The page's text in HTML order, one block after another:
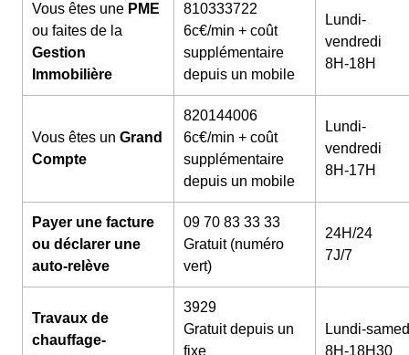
Vous êtes une PME
ou faites de la
Gestion
Immobilière
810333722
6c€/min + coût
supplémentaire
depuis un mobile
Lundi-
vendredi
8H-18H
Vous êtes un Grand
Compte
820144006
6c€/min + coût
supplémentaire
depuis un mobile
Lundi-
vendredi
8H-17H
Payer une facture
ou déclarer une
auto-relève
09 70 83 33 33
Gratuit (numéro
vert)
24H/24
7J/7
Travaux de
chauffage-
3929
Gratuit depuis un
fixe
Lundi-
8H-18H30